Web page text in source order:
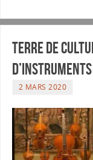
Terre de
2 MARS 2020